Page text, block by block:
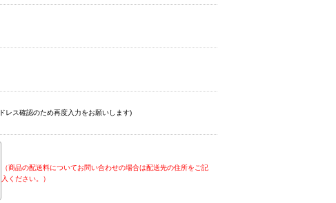
レス確認のため再度入力をお願いします)
（商品の配送料についてお問い合わせの場合は配送先の住所をご記
入ください。）